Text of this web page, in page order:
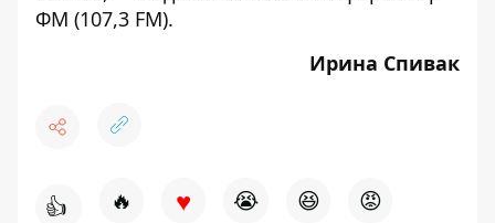
ФМ (107,3 FM).
Ирина Спивак
👍 🔥 ♥ 😭 😆 😡